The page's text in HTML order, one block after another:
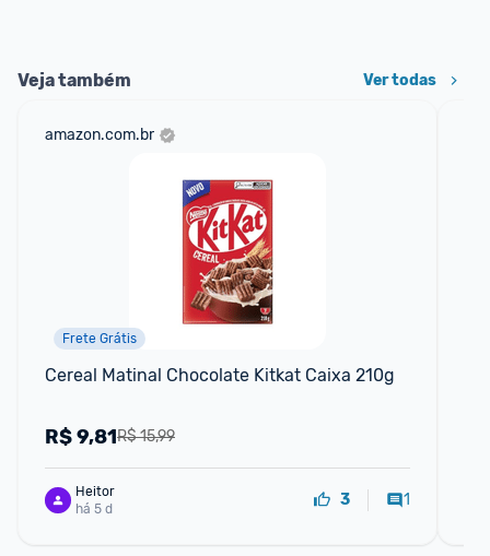
Veja também Ver todas
amazon.com.br
Frete Grátis
Cereal Matinal Chocolate Kitkat Caixa 210g
R$ 15,99
R$9,81
Heitor
há 5 d
3 1